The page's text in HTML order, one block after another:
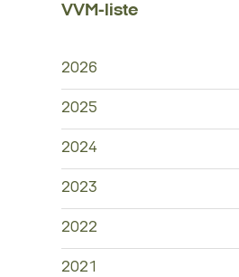
VVM-liste
2026
2025
2024
2023
2022
2021